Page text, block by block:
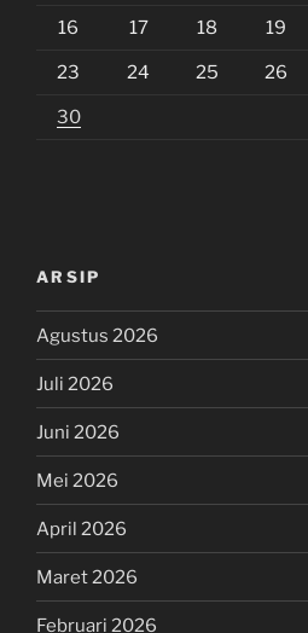
16 17 18 19
23 24 25 26
30
ARSIP
Agustus 2026
Juli 2026
Juni 2026
Mei 2026
April 2026
Maret 2026
Februari 2026